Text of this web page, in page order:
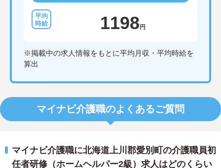
1198 円
※掲載中の求人情報をもとに平均月収・平均時給を
算出
マイナビ介護職のよくあるご質問
マイナビ介護職に北海道上川郡愛別町の介護職員初
任者研修（ホームヘルパー2級）求人はどのくらい